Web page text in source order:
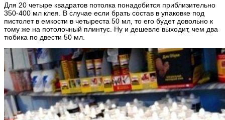
Для 20 четыре квадратов потолка понадобится приблизительно
350-400 мл клея. В случае если брать состав в упаковке под
пистолет в емкости в четыреста 50 мл, то его будет довольно к
тому же на потолочный плинтус. Ну и дешевле выходит, чем два
тюбика по двести 50 мл.